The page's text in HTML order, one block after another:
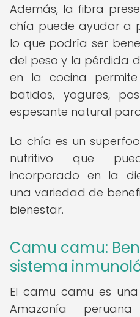
Además, la fibra
chía puede ayudar a
lo que podría ser
del peso y la pérdida
en la cocina
batidos, yogures,
espesante natural
La chía es un
nutritivo que
incorporado en la
una variedad de
bienestar.
Camu camu:
sistema
El camu camu es
Amazonía